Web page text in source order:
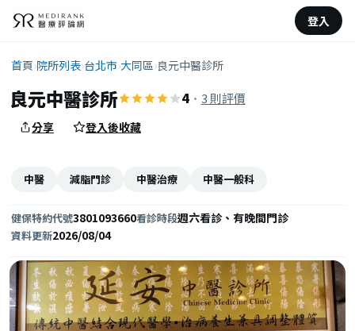
登入
首頁›院所列表›台北市›大同區›良元中醫診所
良元中醫診所 4· 3 則評價
分享 登入後收藏
中醫 減脂門診 中醫治療 中醫一般科
健保特約代號3801093660看診時段週六看診、有晚間門診
資料更新2026/08/04